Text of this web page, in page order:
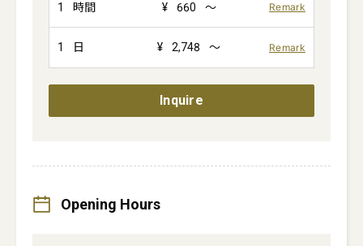
1 時間 ¥ 660 ～ Remark
1 日 ¥ 2,748 ～ Remark
Inquire
Opening Hours